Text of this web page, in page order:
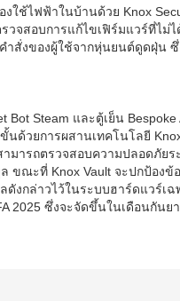
ใช้ไฟฟ้าในบ้านด้วย Knox
วจสอบการแก้ไขเฟิร์มแวร์ที่ไม่
ำสั่งของผู้ใช้จากหุ่นยนต์ดูดฝุ่น
Steam และตู้เย็น
ด้วยการผสานเทคโนโลยี
ามารถตรวจสอบความปลอดภัย
ขณะที่ Knox Vault จะปกป้อง
งกล่าวไว้ในระบบฮาร์ดแวร์เฉ
2025 ซึ่งจะจัดขึ้นในเดือนกันย